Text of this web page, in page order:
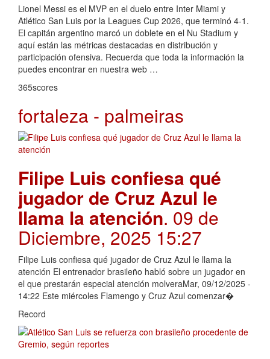
Lionel Messi es el MVP en el duelo entre Inter Miami y
Atlético San Luis por la Leagues Cup 2026, que terminó 4-1.
El capitán argentino marcó un doblete en el Nu Stadium y
aquí están las métricas destacadas en distribución y
participación ofensiva. Recuerda que toda la información la
puedes encontrar en nuestra web …
365scores
fortaleza - palmeiras
Filipe Luis confiesa qué
jugador de Cruz Azul le
llama la atención. 09 de
Diciembre, 2025 15:27
Filipe Luis confiesa qué jugador de Cruz Azul le llama la
atención El entrenador brasileño habló sobre un jugador en
el que prestarán especial atención molveraMar, 09/12/2025 -
14:22 Este miércoles Flamengo y Cruz Azul comenzar�
Record